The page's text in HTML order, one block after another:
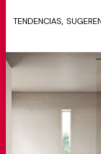
CONTACTOS
TENDENCIAS,